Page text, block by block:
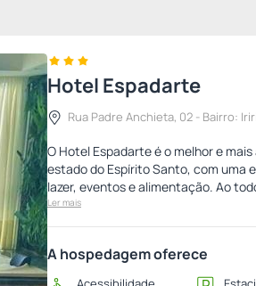
Hotel Espadarte
Rua Padre Anchieta, 02 - Bairro:
O Hotel Espadarte é o melhor e
estado do Espírito Santo, com uma
lazer, eventos e alimentação. Ao
Ler mais
A hospedagem oferece